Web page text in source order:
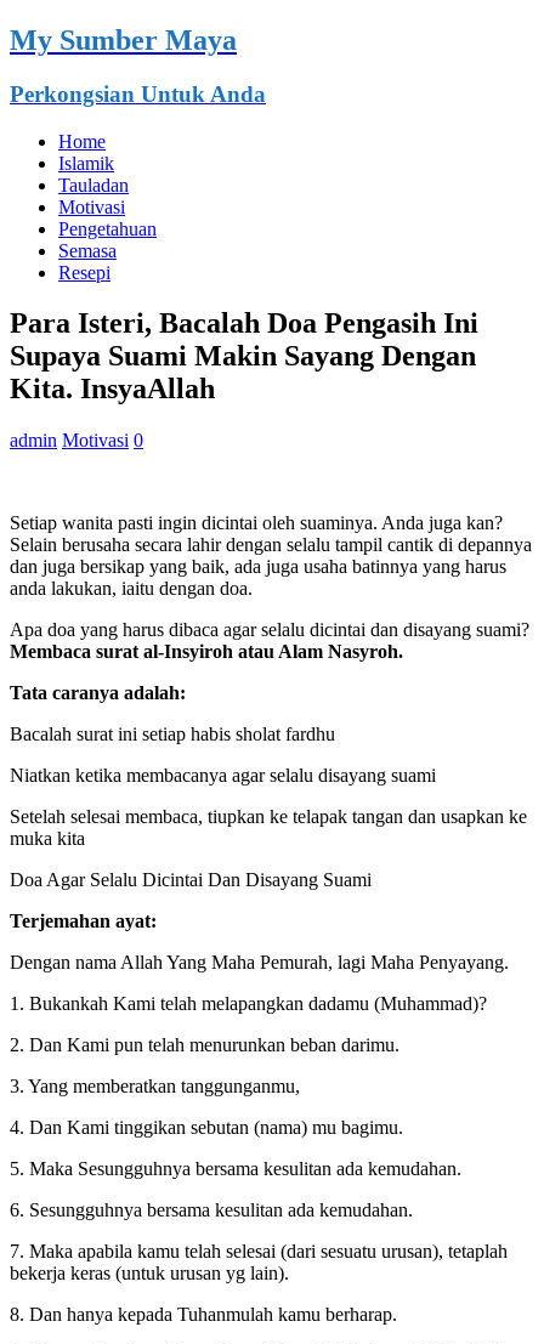
My Sumber Maya
Perkongsian Untuk Anda
Home
Islamik
Tauladan
Motivasi
Pengetahuan
Semasa
Resepi
Para Isteri, Bacalah Doa Pengasih Ini
Supaya Suami Makin Sayang Dengan
Kita. InsyaAllah
admin Motivasi 0
Setiap wanita pasti ingin dicintai oleh suaminya. Anda juga kan?
Selain berusaha secara lahir dengan selalu tampil cantik di depannya
dan juga bersikap yang baik, ada juga usaha batinnya yang harus
anda lakukan, iaitu dengan doa.
Apa doa yang harus dibaca agar selalu dicintai dan disayang suami?
Membaca surat al-Insyiroh atau Alam Nasyroh.
Tata caranya adalah:
Bacalah surat ini setiap habis sholat fardhu
Niatkan ketika membacanya agar selalu disayang suami
Setelah selesai membaca, tiupkan ke telapak tangan dan usapkan ke
muka kita
Doa Agar Selalu Dicintai Dan Disayang Suami
Terjemahan ayat:
Dengan nama Allah Yang Maha Pemurah, lagi Maha Penyayang.
1. Bukankah Kami telah melapangkan dadamu (Muhammad)?
2. Dan Kami pun telah menurunkan beban darimu.
3. Yang memberatkan tanggunganmu,
4. Dan Kami tinggikan sebutan (nama) mu bagimu.
5. Maka Sesungguhnya bersama kesulitan ada kemudahan.
6. Sesungguhnya bersama kesulitan ada kemudahan.
7. Maka apabila kamu telah selesai (dari sesuatu urusan), tetaplah
bekerja keras (untuk urusan yg lain).
8. Dan hanya kepada Tuhanmulah kamu berharap.